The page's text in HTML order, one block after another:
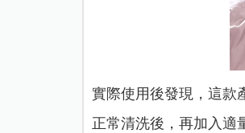
實際使用後發現，這款
正常清洗後，再加入適